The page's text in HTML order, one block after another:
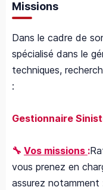
Missions
Dans le cadre de
spécialisé dans le
techniques,
:
Gestionnaire
🔧 Vos missions :
vous prenez en
assurez notamment